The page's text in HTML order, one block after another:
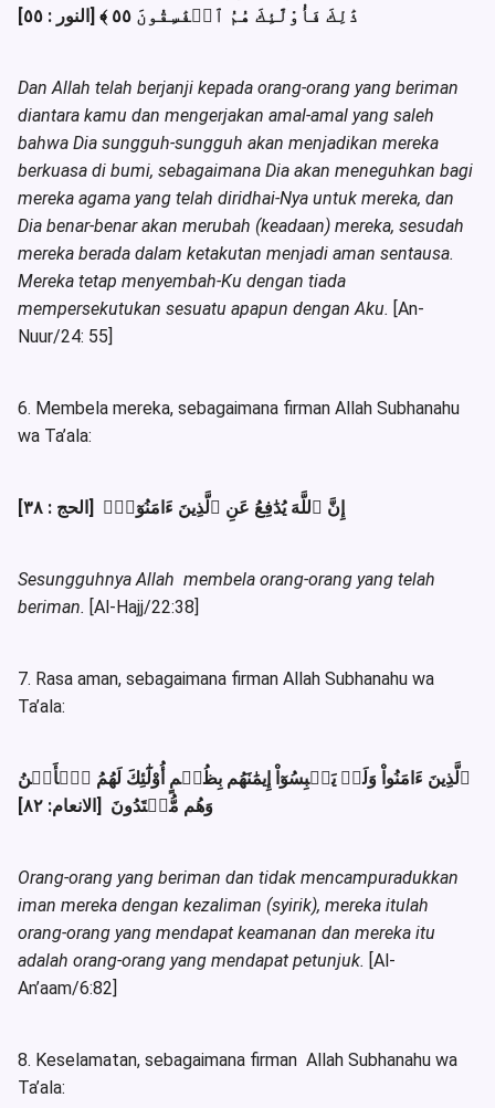
Dan Allah telah berjanji kepada orang-orang yang beriman
diantara kamu dan mengerjakan amal-amal yang saleh
bahwa Dia sungguh-sungguh akan menjadikan mereka
berkuasa di bumi, sebagaimana Dia akan meneguhkan bagi
mereka agama yang telah diridhai-Nya untuk mereka, dan
Dia benar-benar akan merubah (keadaan) mereka, sesudah
mereka berada dalam ketakutan menjadi aman sentausa.
Mereka tetap menyembah-Ku dengan tiada
mempersekutukan sesuatu apapun dengan Aku. [An-
Nuur/24: 55]
6. Membela mereka, sebagaimana firman Allah Subhanahu
wa Ta’ala:
Sesungguhnya Allah membela orang-orang yang telah
beriman. [Al-Hajj/22:38]
7. Rasa aman, sebagaimana firman Allah Subhanahu wa
Ta’ala:
ٱلَّذِينَ ءَامَنُواْ وَلَمۡ يَلۡبِسُوٓاْ إِيمَٰنَهُم بِظُلۡمٍ أُوْلَٰٓئِكَ لَهُمُ ٱلۡأَمۡنُ
Orang-orang yang beriman dan tidak mencampuradukkan
iman mereka dengan kezaliman (syirik), mereka itulah
orang-orang yang mendapat keamanan dan mereka itu
adalah orang-orang yang mendapat petunjuk. [Al-
An’aam/6:82]
8. Keselamatan, sebagaimana firman Allah Subhanahu wa
Ta’ala: